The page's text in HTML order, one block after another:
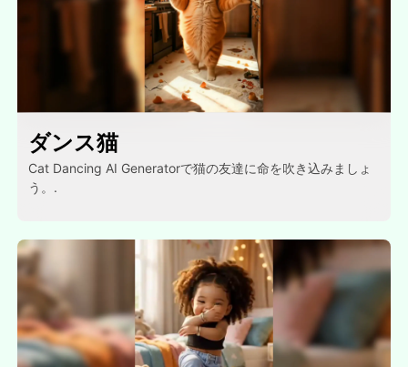
ダンス猫
Cat Dancing AI Generatorで猫の友達に命を吹き込みましょ
う。.